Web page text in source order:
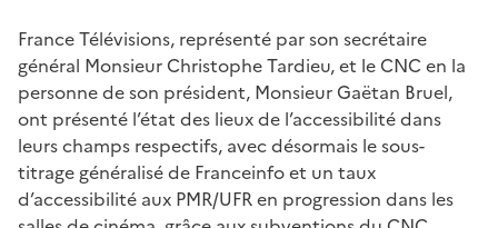
France Télévisions, représenté par son secrétaire
général Monsieur Christophe Tardieu, et le CNC en la
personne de son président, Monsieur Gaëtan Bruel,
ont présenté l’état des lieux de l’accessibilité dans
leurs champs respectifs, avec désormais le sous-
titrage généralisé de Franceinfo et un taux
d’accessibilité aux PMR/UFR en progression dans les